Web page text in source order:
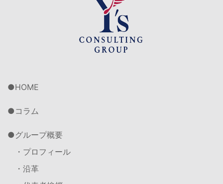
HOME
コラム
グループ概要
・プロフィール
・沿革